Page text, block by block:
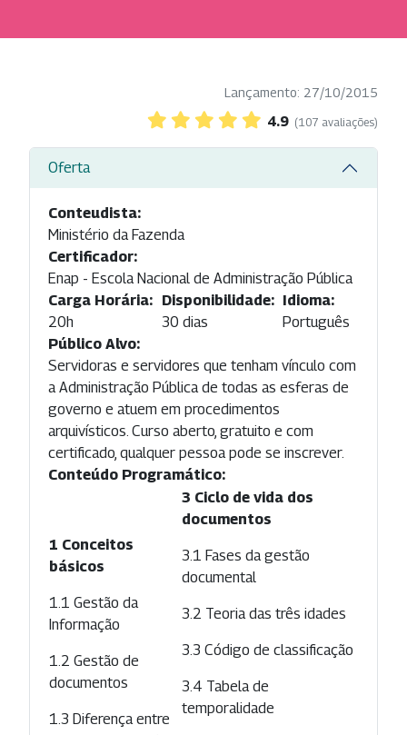
Lançamento: 27/10/2015
4.9 (107 avaliações)
Oferta
Conteudista:
Ministério da Fazenda
Certificador:
Enap - Escola Nacional de Administração Pública
Carga Horária:
20h
Disponibilidade:
30 dias
Idioma:
Português
Público Alvo:
Servidoras e servidores que tenham vínculo com
a Administração Pública de todas as esferas de
governo e atuem em procedimentos
arquivísticos. Curso aberto, gratuito e com
certificado, qualquer pessoa pode se inscrever.
Conteúdo Programático:
1 Conceitos
básicos
1.1 Gestão da
Informação
1.2 Gestão de
documentos
1.3 Diferença entre
3 Ciclo de vida dos
documentos
3.1 Fases da gestão
documental
3.2 Teoria das três idades
3.3 Código de classificação
3.4 Tabela de
temporalidade